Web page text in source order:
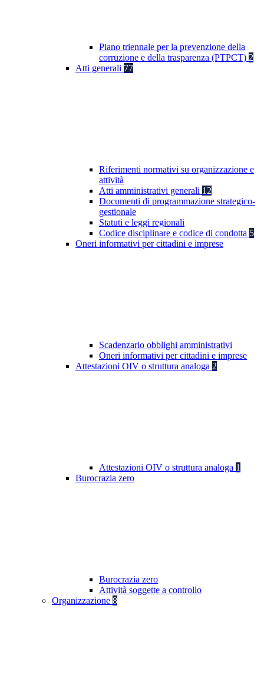
Piano triennale per la prevenzione della
corruzione e della trasparenza (PTPCT) 2
Atti generali 77
Riferimenti normativi su organizzazione e
attività
Atti amministrativi generali 12
Documenti di programmazione strategico-
gestionale
Statuti e leggi regionali
Codice disciplinare e codice di condotta 5
Oneri informativi per cittadini e imprese
Scadenzario obblighi amministrativi
Oneri informativi per cittadini e imprese
Attestazioni OIV o struttura analoga 2
Attestazioni OIV o struttura analoga 1
Burocrazia zero
Burocrazia zero
Attività soggette a controllo
Organizzazione 8